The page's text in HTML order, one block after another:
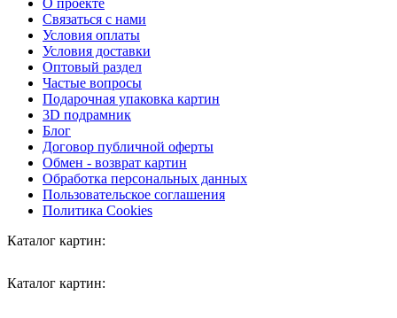
О проекте
Связаться с нами
Условия оплаты
Условия доставки
Оптовый раздел
Частые вопросы
Подарочная упаковка картин
3D подрамник
Блог
Договор публичной оферты
Обмен - возврат картин
Обработка персональных данных
Пользовательское соглашения
Политика Cookies
Каталог картин:
Каталог картин: